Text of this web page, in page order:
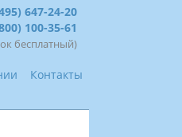
647-24-20
100-35-61
бесплатный)
Контакты